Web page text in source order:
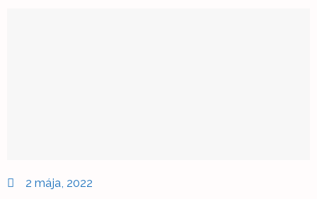
2 mája, 2022